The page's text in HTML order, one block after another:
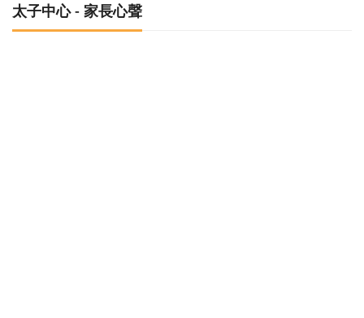
太子中心 - 家長心聲